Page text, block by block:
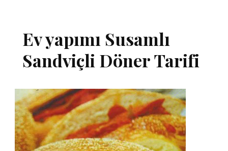
Ev yapımı Susamlı
Sandviçli Döner Tarifi